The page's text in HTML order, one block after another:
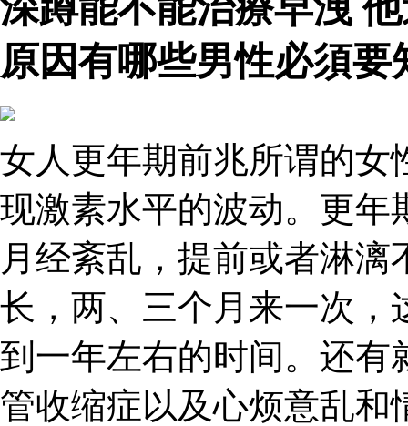
原因有哪些男性必須
女人更年期前兆所谓的女
现激素水平的波动。更年
月经紊乱，提前或者淋
长，两、三个月来一次，
到一年左右的时间。还有
管收缩症以及心烦意乱和